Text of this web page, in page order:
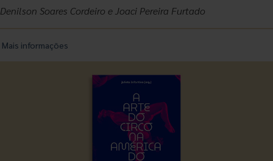
Denilson Soares Cordeiro e Joaci Pereira Furtado
Mais informações